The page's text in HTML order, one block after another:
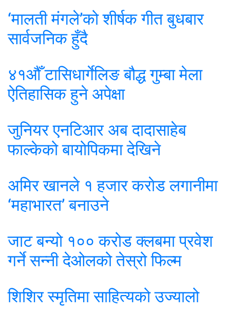
‘मालती मंगले’को शीर्षक गीत बुधबार
सार्वजनिक हुँदै
४१औँ टासिधार्गेलिङ बौद्ध गुम्बा मेला
ऐतिहासिक हुने अपेक्षा
जुनियर एनटिआर अब दादासाहेब
फाल्केको बायोपिकमा देखिने
अमिर खानले १ हजार कराेड लगानीमा
‘महाभारत’ बनाउने
जाट बन्यो १०० करोड क्लबमा प्रवेश
गर्ने सन्नी देओलको तेस्रो फिल्म
शिशिर स्मृतिमा साहित्यको उज्यालो